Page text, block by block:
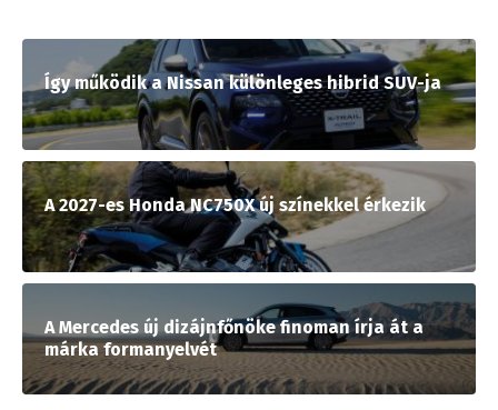
Így működik a Nissan különleges hibrid SUV-ja
A 2027-es Honda NC750X új színekkel érkezik
A Mercedes új dizájnfőnöke finoman írja át a
márka formanyelvét